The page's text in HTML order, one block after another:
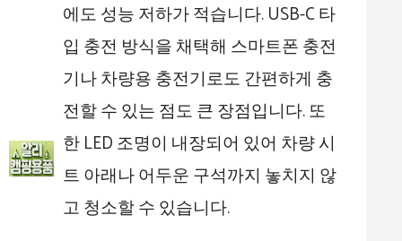
에도 성능 저하가 적습니다. USB-C 타
입 충전 방식을 채택해 스마트폰 충전
기나 차량용 충전기로도 간편하게 충
전할 수 있는 점도 큰 장점입니다. 또
한 LED 조명이 내장되어 있어 차량 시
트 아래나 어두운 구석까지 놓치지 않
고 청소할 수 있습니다.